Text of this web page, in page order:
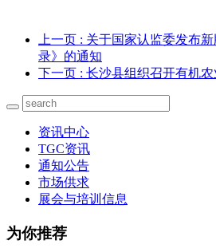
上一页 : 关于国家认监委发布
录》的通知
下一页 : 长沙县组织召开有机农
资讯中心
TGC资讯
通知公告
市场供求
展会与培训信息
为你推荐